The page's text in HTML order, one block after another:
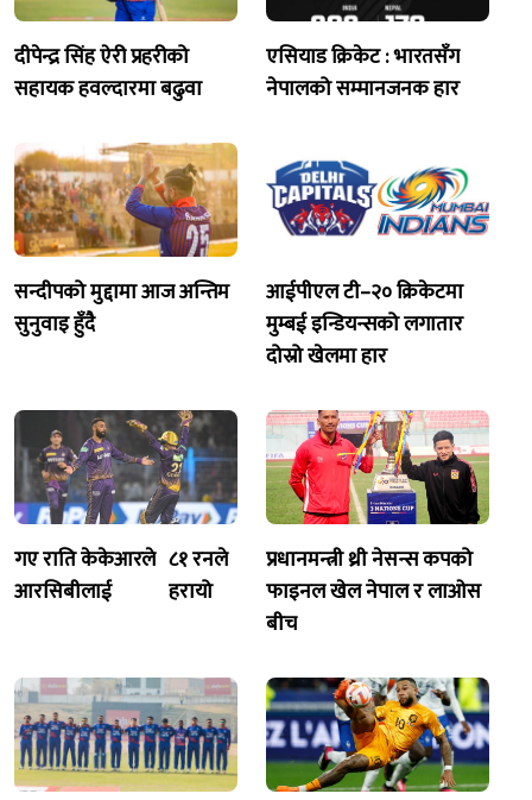
दीपेन्द्र सिंह ऐरी प्रहरीको
सहायक हवल्दारमा बढुवा
एसियाड क्रिकेट : भारतसँग
नेपालको सम्मानजनक हार
सन्दीपको मुद्दामा आज अन्तिम
सुनुवाइ हुँदै
आईपीएल टी–२० क्रिकेटमा
मुम्बई इन्डियन्सको लगातार
दोस्रो खेलमा हार
गए राति केकेआरले
आरसिबीलाई
८१ रनले
हरायो
प्रधानमन्त्री थ्री नेसन्स कपको
फाइनल खेल नेपाल र लाओस
बीच